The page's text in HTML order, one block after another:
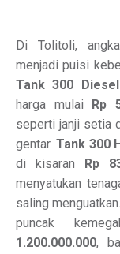
Di Tolitoli,
menjadi puisi
Tank 300 Diesel
harga mulai
Rp
seperti janji setia
gentar. Tank 300
di kisaran
Rp
menyatukan
saling
puncak
1.200.000.000,